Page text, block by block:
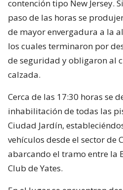
contención tipo New Jersey.
paso de las horas se
de mayor envergadura a la
los cuales terminaron por
de seguridad y obligaron al
calzada.
Cerca de las 17:30 horas se
inhabilitación de todas las
Ciudad Jardín,
vehículos desde el sector de
abarcando el tramo entre la
Club de Yates.